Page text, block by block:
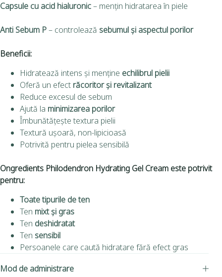
Capsule cu acid hialuronic– mențin hidratarea în piele
Anti Sebum P– controlează sebumul și aspectul porilor
Beneficii:
Hidratează intens și menține echilibrul pielii
Oferă un efect răcoritor și revitalizant
Reduce excesul de sebum
Ajută la minimizarea porilor
Îmbunătățește textura pielii
Textură ușoară, non-lipicioasă
Potrivită pentru pielea sensibilă
Ongredients Philodendron Hydrating Gel Cream este potrivit
pentru:
Toate tipurile de ten
Ten mixt și gras
Ten deshidratat
Ten sensibil
Persoanele care caută hidratare fără efect gras
Mod de administrare